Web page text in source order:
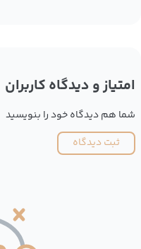
امتیاز و دیدگاه کاربران
شما هم دیدگاه خود را بنویسید
ثبت دیدگاه